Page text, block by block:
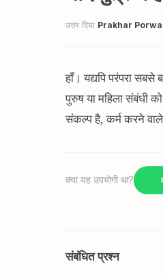
उत्तर दिया Prakhar
हाँ। यद्यपि परंपरा
पुरुष या महिला संबंधी
संकल्प है, कर्म करने वाले
क्या यह उपयोगी था?
संबंधित प्रश्न